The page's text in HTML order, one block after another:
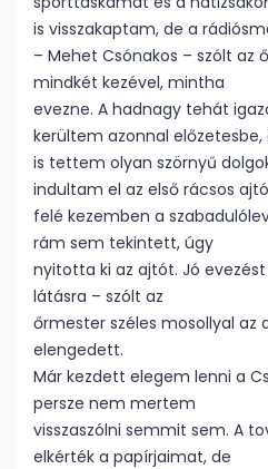
is visszakaptam, de a
– Mehet Csónakos – szólt
mindkét kezével, mintha
evezne. A hadnagy tehát
kerültem azonnal
is tettem olyan szörnyű
indultam el az első rácsos ajtó
felé kezemben a
rám sem tekintett, úgy
nyitotta ki az ajtót. Jó
látásra – szólt az
őrmester széles mosollyal az
elengedett.
Már kezdett elegem lenni a
persze nem mertem
visszaszólni semmit sem. A
elkérték a papírjaimat, de